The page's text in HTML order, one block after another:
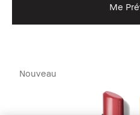
Me
Nouveau